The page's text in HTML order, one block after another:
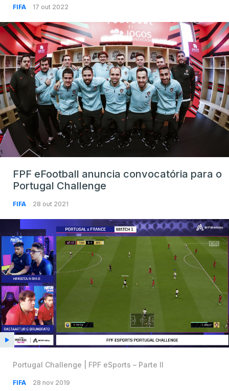
FIFA 17 out 2022
FPF eFootball anuncia convocatória para o
Portugal Challenge
FIFA 28 out 2021
Portugal Challenge | FPF eSports – Parte II
FIFA 28 nov 2019